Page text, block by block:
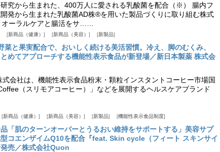
究から生まれた、400万人に愛される乳酸菌を配合（※） 腸内フ
発から生まれた乳酸菌AD株®を用いた製品づくりに取り組む株式
ーラルケアと腸活をサ……
新商品（健康） 新商品（美容） 新製品
菜と果実配合で、おいしく続ける美活習慣。冷え、脚のむくみ、
めてアプローチする機能性表示食品が新登場／新日本製薬 株式会
式会社は、機能性表示食品粉末・顆粒インスタントコーヒー市場国
（スリモアコーヒー）」などを展開するヘルスケアブランド
新商品（健康） 新商品（美容） 新製品 機能性表示食品制度
「肌のターンオーバーとうるおい維持をサポートする」美容サプ
型コエンザイムQ10を配合『feat. Skin cycle（フィート スキンサイ
売／株式会社Quon